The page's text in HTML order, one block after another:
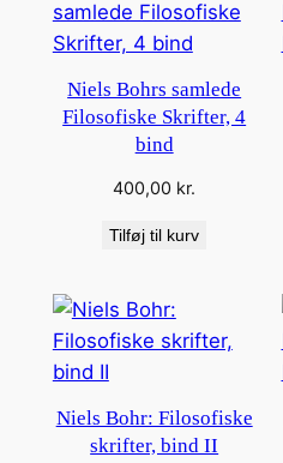
Niels Bohrs samlede
Filosofiske Skrifter, 4
bind
400,00 kr.
Tilføj til kurv
Niels Bohr: Filosofiske
skrifter, bind II